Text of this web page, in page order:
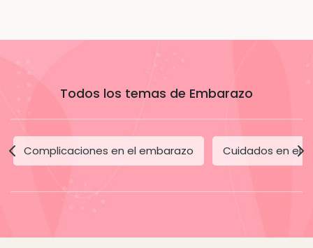
Todos los temas de Embarazo
Complicaciones en el embarazo Cuidados en el